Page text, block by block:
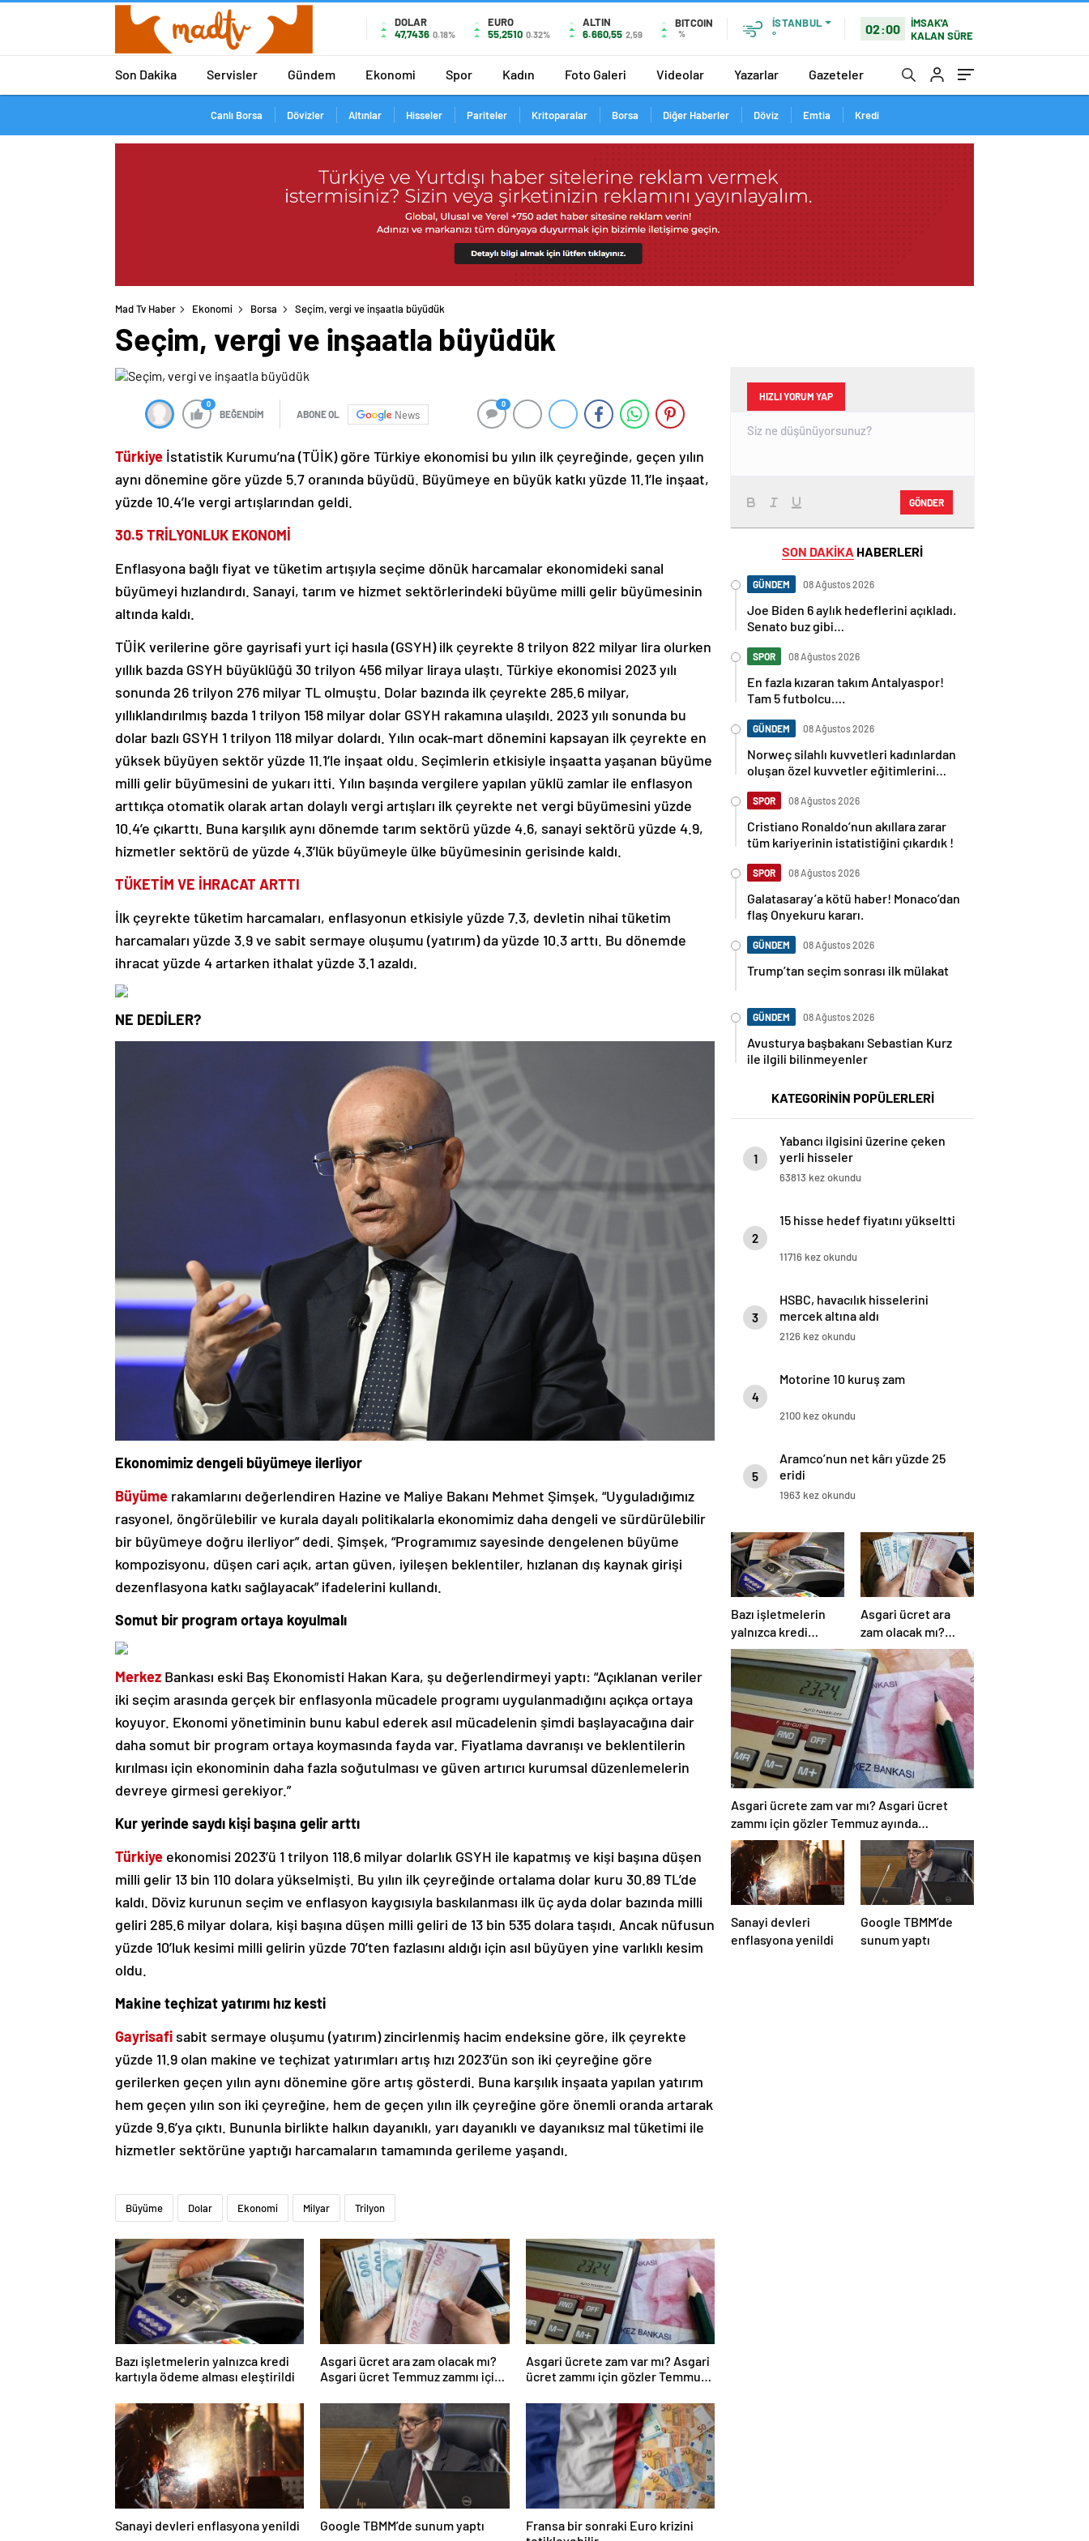
DOLAR
47,7436 0.18%
EURO
55,2510 0.32%
ALTIN
6.660,55 2,59
BITCOIN
%
İSTANBUL
°
02:00
İMSAK'A
KALAN SÜRE
Son Dakika Servisler Gündem Ekonomi Spor Kadın Foto Galeri Videolar Yazarlar Gazeteler
Canlı Borsa Dövizler Altınlar Hisseler Pariteler Kritoparalar Borsa Diğer Haberler Döviz Emtia Kredi
Mad Tv Haber Ekonomi Borsa Seçim, vergi ve inşaatla büyüdük
Seçim, vergi ve inşaatla büyüdük
0
BEĞENDİM ABONE OL News
0
Türkiye İstatistik Kurumu’na (TÜİK) göre Türkiye ekonomisi bu yılın ilk çeyreğinde, geçen yılın
aynı dönemine göre yüzde 5.7 oranında büyüdü. Büyümeye en büyük katkı yüzde 11.1’le inşaat,
yüzde 10.4’le vergi artışlarından geldi.
30.5 TRİLYONLUK EKONOMİ
Enflasyona bağlı fiyat ve tüketim artışıyla seçime dönük harcamalar ekonomideki sanal
büyümeyi hızlandırdı. Sanayi, tarım ve hizmet sektörlerindeki büyüme milli gelir büyümesinin
altında kaldı.
TÜİK verilerine göre gayrisafi yurt içi hasıla (GSYH) ilk çeyrekte 8 trilyon 822 milyar lira olurken
yıllık bazda GSYH büyüklüğü 30 trilyon 456 milyar liraya ulaştı. Türkiye ekonomisi 2023 yılı
sonunda 26 trilyon 276 milyar TL olmuştu. Dolar bazında ilk çeyrekte 285.6 milyar,
yıllıklandırılmış bazda 1 trilyon 158 milyar dolar GSYH rakamına ulaşıldı. 2023 yılı sonunda bu
dolar bazlı GSYH 1 trilyon 118 milyar dolardı. Yılın ocak-mart dönemini kapsayan ilk çeyrekte en
yüksek büyüyen sektör yüzde 11.1’le inşaat oldu. Seçimlerin etkisiyle inşaatta yaşanan büyüme
milli gelir büyümesini de yukarı itti. Yılın başında vergilere yapılan yüklü zamlar ile enflasyon
arttıkça otomatik olarak artan dolaylı vergi artışları ilk çeyrekte net vergi büyümesini yüzde
10.4’e çıkarttı. Buna karşılık aynı dönemde tarım sektörü yüzde 4.6, sanayi sektörü yüzde 4.9,
hizmetler sektörü de yüzde 4.3’lük büyümeyle ülke büyümesinin gerisinde kaldı.
TÜKETİM VE İHRACAT ARTTI
İlk çeyrekte tüketim harcamaları, enflasyonun etkisiyle yüzde 7.3, devletin nihai tüketim
harcamaları yüzde 3.9 ve sabit sermaye oluşumu (yatırım) da yüzde 10.3 arttı. Bu dönemde
ihracat yüzde 4 artarken ithalat yüzde 3.1 azaldı.
NE DEDİLER?
Ekonomimiz dengeli büyümeye ilerliyor
Büyüme rakamlarını değerlendiren Hazine ve Maliye Bakanı Mehmet Şimşek, “Uyguladığımız
rasyonel, öngörülebilir ve kurala dayalı politikalarla ekonomimiz daha dengeli ve sürdürülebilir
bir büyümeye doğru ilerliyor” dedi. Şimşek, “Programımız sayesinde dengelenen büyüme
kompozisyonu, düşen cari açık, artan güven, iyileşen beklentiler, hızlanan dış kaynak girişi
dezenflasyona katkı sağlayacak” ifadelerini kullandı.
Somut bir program ortaya koyulmalı
Merkez Bankası eski Baş Ekonomisti Hakan Kara, şu değerlendirmeyi yaptı: “Açıklanan veriler
iki seçim arasında gerçek bir enflasyonla mücadele programı uygulanmadığını açıkça ortaya
koyuyor. Ekonomi yönetiminin bunu kabul ederek asıl mücadelenin şimdi başlayacağına dair
daha somut bir program ortaya koymasında fayda var. Fiyatlama davranışı ve beklentilerin
kırılması için ekonominin daha fazla soğutulması ve güven artırıcı kurumsal düzenlemelerin
devreye girmesi gerekiyor.”
Kur yerinde saydı kişi başına gelir arttı
Türkiye ekonomisi 2023’ü 1 trilyon 118.6 milyar dolarlık GSYH ile kapatmış ve kişi başına düşen
milli gelir 13 bin 110 dolara yükselmişti. Bu yılın ilk çeyreğinde ortalama dolar kuru 30.89 TL’de
kaldı. Döviz kurunun seçim ve enflasyon kaygısıyla baskılanması ilk üç ayda dolar bazında milli
geliri 285.6 milyar dolara, kişi başına düşen milli geliri de 13 bin 535 dolara taşıdı. Ancak nüfusun
yüzde 10’luk kesimi milli gelirin yüzde 70’ten fazlasını aldığı için asıl büyüyen yine varlıklı kesim
oldu.
Makine teçhizat yatırımı hız kesti
Gayrisafi sabit sermaye oluşumu (yatırım) zincirlenmiş hacim endeksine göre, ilk çeyrekte
yüzde 11.9 olan makine ve teçhizat yatırımları artış hızı 2023’ün son iki çeyreğine göre
gerilerken geçen yılın aynı dönemine göre artış gösterdi. Buna karşılık inşaata yapılan yatırım
hem geçen yılın son iki çeyreğine, hem de geçen yılın ilk çeyreğine göre önemli oranda artarak
yüzde 9.6’ya çıktı. Bununla birlikte halkın dayanıklı, yarı dayanıklı ve dayanıksız mal tüketimi ile
hizmetler sektörüne yaptığı harcamaların tamamında gerileme yaşandı.
Büyüme Dolar Ekonomi Milyar Trilyon
Bazı işletmelerin yalnızca kredi
kartıyla ödeme alması eleştirildi
Asgari ücret ara zam olacak mı?
Asgari ücret Temmuz zammı için
Asgari ücrete zam var mı? Asgari
ücret zammı için gözler Temmuz
Sanayi devleri enflasyona yenildi Google TBMM’de sunum yaptı
Fransa bir sonraki Euro krizini
HIZLI YORUM YAP
GÖNDER
SON DAKİKA HABERLERİ
GÜNDEM 08 Ağustos 2026
Joe Biden 6 aylık hedeflerini açıkladı.
Senato buz gibi…
SPOR 08 Ağustos 2026
En fazla kızaran takım Antalyaspor!
Tam 5 futbolcu….
GÜNDEM 08 Ağustos 2026
Norweç silahlı kuvvetleri kadınlardan
oluşan özel kuvvetler eğitimlerini
SPOR 08 Ağustos 2026
Cristiano Ronaldo’nun akıllara zarar
tüm kariyerinin istatistiğini çıkardık !
SPOR 08 Ağustos 2026
Galatasaray’a kötü haber! Monaco’dan
flaş Onyekuru kararı.
GÜNDEM 08 Ağustos 2026
Trump’tan seçim sonrası ilk mülakat
GÜNDEM 08 Ağustos 2026
Avusturya başbakanı Sebastian Kurz
ile ilgili bilinmeyenler
KATEGORİNİN POPÜLERLERİ
1
Yabancı ilgisini üzerine çeken
yerli hisseler
63813 kez okundu
2
15 hisse hedef fiyatını yükseltti
11716 kez okundu
3
HSBC, havacılık hisselerini
mercek altına aldı
2126 kez okundu
4
Motorine 10 kuruş zam
2100 kez okundu
5
Aramco’nun net kârı yüzde 25
eridi
1963 kez okundu
Bazı işletmelerin
yalnızca kredi
kartıyla ödeme
alması eleştirildi
Asgari ücret ara
zam olacak mı?
Asgari ücret
Temmuz zammı için
kapıyı kapattı
Asgari ücrete zam var mı? Asgari ücret
zammı için gözler Temmuz ayında…
Sanayi devleri
enflasyona yenildi
Google TBMM’de
sunum yaptı